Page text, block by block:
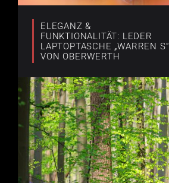
ELEGANZ &
FUNKTIONALITÄT: LEDER
LAPTOPTASCHE „WARREN S“
VON OBERWERTH